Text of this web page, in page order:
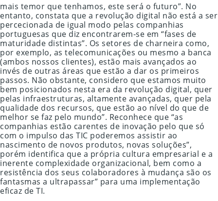
mais temor que tenhamos, este será o futuro”. No
entanto, constata que a revolução digital não está a ser
percecionada de igual modo pelas companhias
portuguesas que diz encontrarem-se em “fases de
maturidade distintas”. Os setores de charneira como,
por exemplo, as telecomunicações ou mesmo a banca
(ambos nossos clientes), estão mais avançados ao
invés de outras áreas que estão a dar os primeiros
passos. Não obstante, considero que estamos muito
bem posicionados nesta era da revolução digital, quer
pelas infraestruturas, altamente avançadas, quer pela
qualidade dos recursos, que estão ao nível do que de
melhor se faz pelo mundo”. Reconhece que “as
companhias estão carentes de inovação pelo que só
com o impulso das TIC poderemos assistir ao
nascimento de novos produtos, novas soluções”,
porém identifica que a própria cultura empresarial e a
inerente complexidade organizacional, bem como a
resistência dos seus colaboradores à mudança são os
fantasmas a ultrapassar” para uma implementação
eficaz de TI.